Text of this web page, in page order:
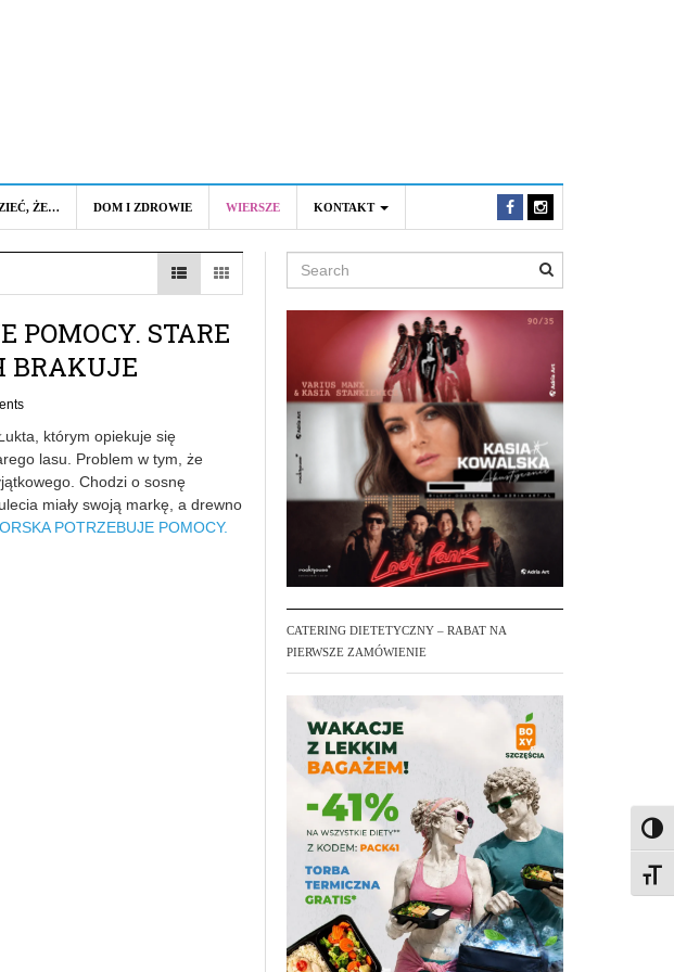
ŻE… DOM I ZDROWIE WIERSZE KONTAKT
POMOCY. STARE
BRAKUJE
którym opiekuje się
lasu. Problem w tym, że
Chodzi o sosnę
miały swoją markę, a drewno
POTRZEBUJE POMOCY.
Search
CATERING DIETETYCZNY – RABAT NA
PIERWSZE ZAMÓWIENIE